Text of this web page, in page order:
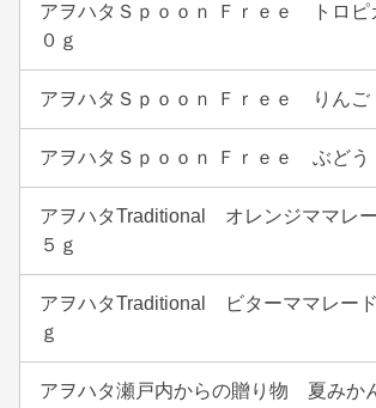
アヲハタＳｐｏｏｎ Ｆｒｅｅ トロピ
０ｇ
アヲハタＳｐｏｏｎ Ｆｒｅｅ りんご
アヲハタＳｐｏｏｎ Ｆｒｅｅ ぶどう
アヲハタTraditional オレンジママレ
５ｇ
アヲハタTraditional ビターママレー
ｇ
アヲハタ瀬戸内からの贈り物 夏みか